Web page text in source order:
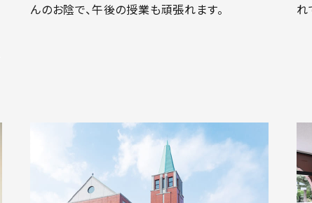
んのお陰で、午後の授業も頑張れます。
れ